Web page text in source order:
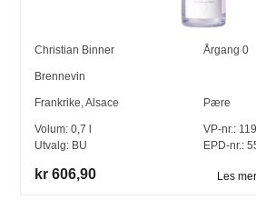
Christian Binner Årgang 0
Brennevin
Frankrike,Alsace Pære
Volum:0,7
Utvalg: BU
VP-nr.:
EPD-nr.:
kr 606,90 Les mer